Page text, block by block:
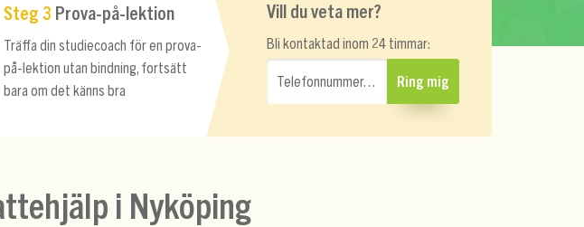
Steg 3 Prova-på-lektion
Träffa din studiecoach för en prova-
på-lektion utan bindning, fortsätt
bara om det känns bra
Vill du veta mer?
Bli kontaktad inom 24 timmar:
Telefonnummer… Ring mig
i Nyköping